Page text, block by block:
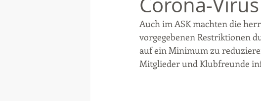
Auch im ASK machten die
vorgegebenen Restriktionen
auf ein Minimum zu
Mitglieder und Klubfreunde